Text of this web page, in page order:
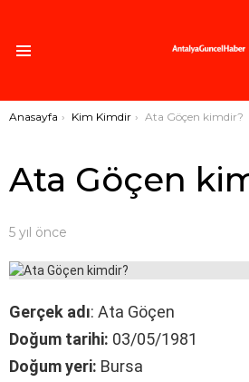
Buradasınız:
Anasayfa Kim Kimdir Ata Göçen kimdir?
Ata Göçen
5 yıl önce
Gerçek adı: Ata Göçen
Doğum tarihi: 03/05/1981
Doğum yeri: Bursa